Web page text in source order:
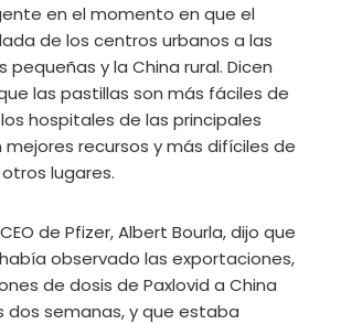
en el momento en que el
de los centros urbanos a las
pequeñas y la China rural. Dicen
las pastillas son más fáciles de
hospitales de las principales
recursos y más difíciles de
lugares.
de Pfizer, Albert Bourla, dijo que
observado las exportaciones,
de dosis de Paxlovid a China
dos semanas, y que estaba